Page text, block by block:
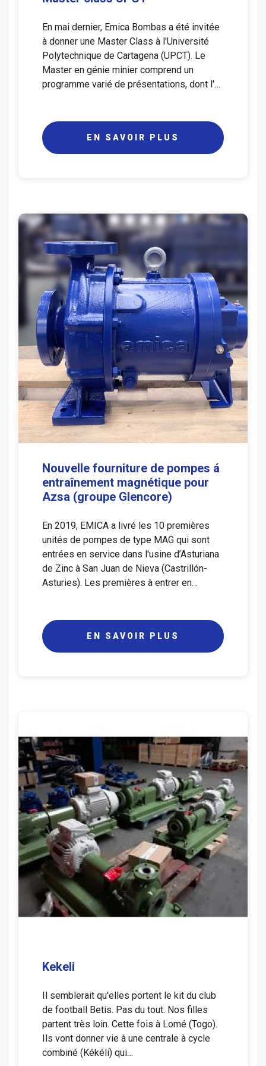
En mai dernier, Emica Bombas a été invitée
à donner une Master Class à l'Université
Polytechnique de Cartagena (UPCT). Le
Master en génie minier comprend un
programme varié de présentations, dont l'…
EN SAVOIR PLUS
Nouvelle fourniture de pompes á
entraînement magnétique pour
Azsa (groupe Glencore)
En 2019, EMICA a livré les 10 premières
unités de pompes de type MAG qui sont
entrées en service dans l'usine d’Asturiana
de Zinc à San Juan de Nieva (Castrillón-
Asturies). Les premières à entrer en…
EN SAVOIR PLUS
Kekeli
Il semblerait qu'elles portent le kit du club
de football Betis. Pas du tout. Nos filles
partent très loin. Cette fois à Lomé (Togo).
Ils vont donner vie à une centrale à cycle
combiné (Kékéli) qui…